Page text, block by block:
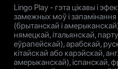
Lingo Play - гэта цікавы і
замежных моў і запамінання
(брытанскай і
нямецкай, італьянскай,
еўрапейскай), арабскай,
кітайскай або карэйскай,
амерыканскай), іспанскай,